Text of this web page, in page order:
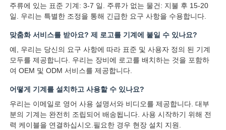
주류에 있는 표준 기계: 3-7 일. 주류가 없는 물건: 지불 후 15-20
일. 우리는 특별한 조정을 통해 긴급한 요구 사항을 수용합니다.
맞춤화 서비스를 받아요? 제 로고를 기계에 붙일 수 있나요?
예, 우리는 당신의 요구 사항에 따라 표준 및 사용자 정의 된 기계
모두를 제공합니다. 우리는 장비에 로고를 배치하는 것을 포함하
여 OEM 및 ODM 서비스를 제공합니다.
어떻게 기계를 설치하고 사용할 수 있나요?
우리는 이메일로 영어 사용 설명서와 비디오를 제공합니다. 대부
분의 기계는 완전히 조립되어 배송됩니다. 사용 시작하기 위해 전
력 케이블을 연결하십시오.필요한 경우 현장 설치 지원.